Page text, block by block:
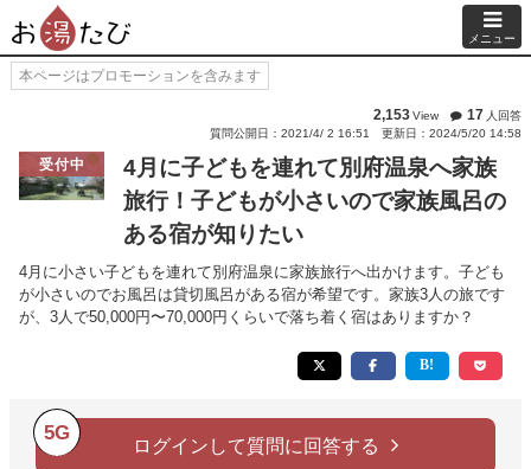
メニュー
本ページはプロモーションを含みます
2,153View 17 人回答
質問公開日：2021/4/ 2 16:51
更新日：2024/5/20 14:58
受付中
4月に子どもを連れて別府温泉へ家族
旅行！子どもが小さいので家族風呂の
ある宿が知りたい
4月に小さい子どもを連れて別府温泉に家族旅行へ出かけます。子ども
が小さいのでお風呂は貸切風呂がある宿が希望です。家族3人の旅です
が、3人で50,000円〜70,000円くらいで落ち着く宿はありますか？
5G
ログインして質問に回答する